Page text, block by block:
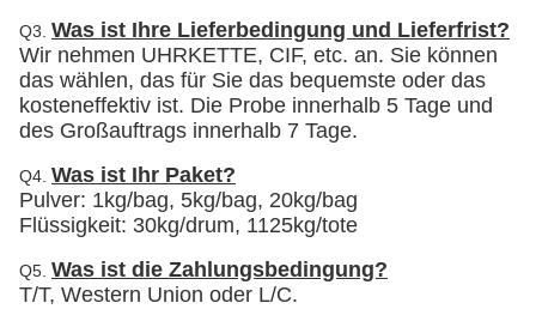
Q3. Was ist Ihre Lieferbedingung und Lieferfrist?
Wir nehmen UHRKETTE, CIF, etc. an. Sie können
das wählen, das für Sie das bequemste oder das
kosteneffektiv ist. Die Probe innerhalb 5 Tage und
des Großauftrags innerhalb 7 Tage.
Q4. Was ist Ihr Paket?
Pulver: 1kg/bag, 5kg/bag, 20kg/bag
Flüssigkeit: 30kg/drum, 1125kg/tote
Q5. Was ist die Zahlungsbedingung?
T/T, Western Union oder L/C.